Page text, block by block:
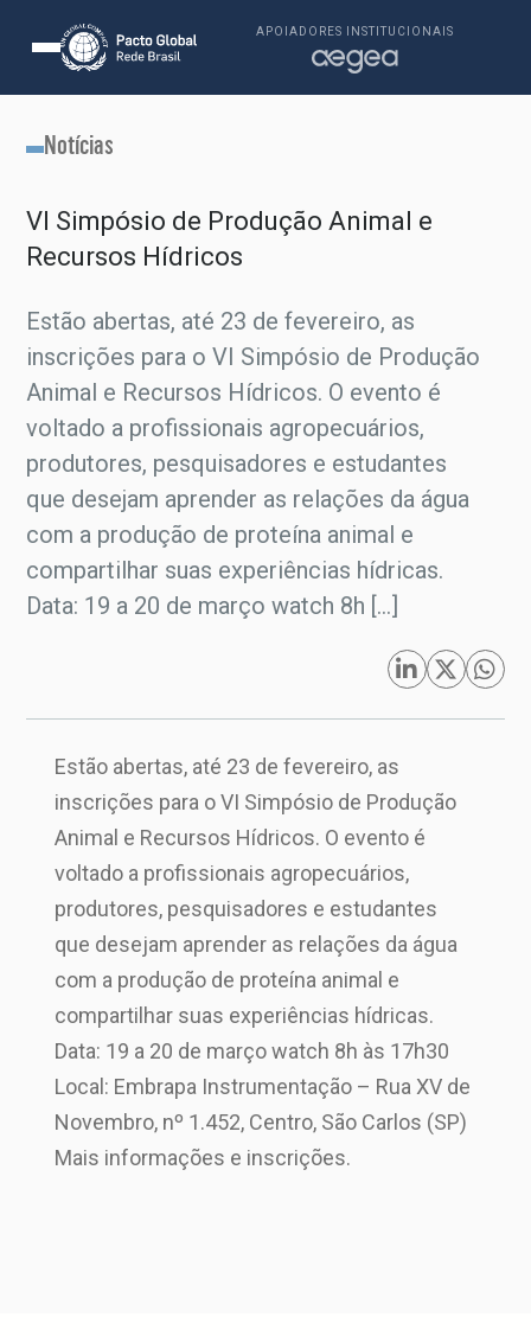
APOIADORES INSTITUCIONAIS
Notícias
VI Simpósio de Produção Animal e
Recursos Hídricos
Estão abertas, até 23 de fevereiro, as
inscrições para o VI Simpósio de Produção
Animal e Recursos Hídricos. O evento é
voltado a profissionais agropecuários,
produtores, pesquisadores e estudantes
que desejam aprender as relações da água
com a produção de proteína animal e
compartilhar suas experiências hídricas.
Data: 19 a 20 de março watch 8h […]
Estão abertas, até 23 de fevereiro, as
inscrições para o VI Simpósio de Produção
Animal e Recursos Hídricos. O evento é
voltado a profissionais agropecuários,
produtores, pesquisadores e estudantes
que desejam aprender as relações da água
com a produção de proteína animal e
compartilhar suas experiências hídricas.
Data: 19 a 20 de março watch 8h às 17h30
Local: Embrapa Instrumentação – Rua XV de
Novembro, nº 1.452, Centro, São Carlos (SP)
Mais informações e inscrições.